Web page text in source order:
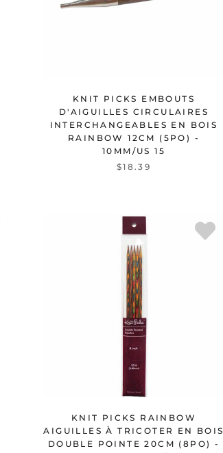
KNIT PICKS EMBOUTS
D'AIGUILLES CIRCULAIRES
INTERCHANGEABLES EN BOIS
RAINBOW 12CM (5PO) -
10MM/US 15
$18.39
KNIT PICKS RAINBOW
AIGUILLES À TRICOTER EN BOIS
DOUBLE POINTE 20CM (8PO) -